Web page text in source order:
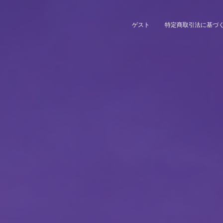
ゲスト 特定商取引法に基づ